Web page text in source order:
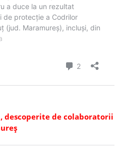
descoperite de colaboratorii